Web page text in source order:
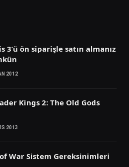
3’ü ön siparişle satın almanız
2012
Kings 2: The Old Gods
2013
War Sistem Gereksinimleri